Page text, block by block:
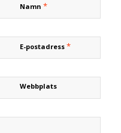
Namn *
E-postadress *
Webbplats